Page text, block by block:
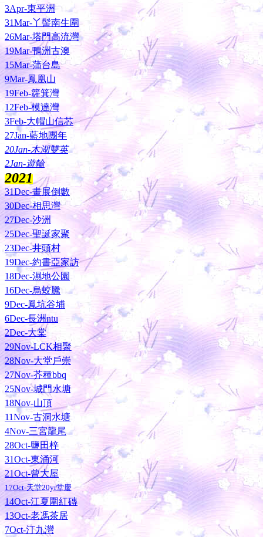
3Apr-東平洲
31Mar-丫髻南生圍
26Mar-塔門高流灣
19Mar-鴨洲古澳
15Mar-蒲台島
9Mar-鳳凰山
19Feb-籮箕灣
12Feb-模達灣
3Feb-大帽山信芯
27Jan-藍地團年
20Jan-木湖雙英
2Jan-遊輪
2021
31Dec-畫展倒數
30Dec-相思灣
27Dec-沙洲
25Dec-聖誕家聚
23Dec-井頭村
19Dec-約書亞家訪
18Dec-濕地公園
16Dec-烏蛟騰
9Dec-鳳坑谷埔
6Dec-長洲ntu
2Dec-大棠
29Nov-LCK相聚
28Nov-大堂戶崇
27Nov-芥種bbq
25Nov-城門水塘
18Nov-山頂
11Nov-古洞水塘
4Nov-三宮龍尾
28Oct-鹽田梓
31Oct-東涌河
21Oct-曾大屋
17Oct-天堂20yr堂慶
14Oct-江夏圍紅磚
13Oct-老馮茶居
7Oct-汀九灣